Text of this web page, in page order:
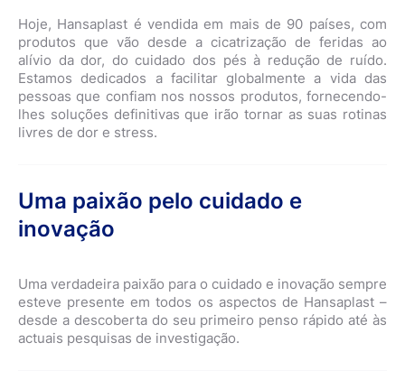
Hoje, Hansaplast é vendida em mais de 90 países, com
produtos que vão desde a cicatrização de feridas ao
alívio da dor, do cuidado dos pés à redução de ruído.
Estamos dedicados a facilitar globalmente a vida das
pessoas que confiam nos nossos produtos, fornecendo-
lhes soluções definitivas que irão tornar as suas rotinas
livres de dor e stress.
Uma paixão pelo cuidado e
inovação
Uma verdadeira paixão para o cuidado e inovação sempre
esteve presente em todos os aspectos de Hansaplast –
desde a descoberta do seu primeiro penso rápido até às
actuais pesquisas de investigação.